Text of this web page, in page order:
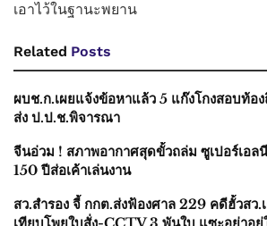
เอาไว้ในฐานะพยาน
Related Posts
ผบช.ก.เผยแจ้งข้อหาแล้ว 5 แก๊งโกงสอบท้อ
ส่ง ป.ป.ช.พิจารณา
จีนอ่วม ! สภาพอากาศสุดขั้วถล่ม ซูเปอร์เอล
150 ปีส่อเค้าเล่นงาน
สว.สำรอง จี้ กกต.ส่งฟ้องศาล 229 คดีฮั้วสว.
เทียบโพยใบสั่ง-CCTV 3 พันใบ แซะอย่าอยู่